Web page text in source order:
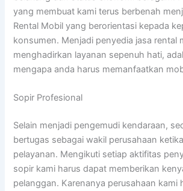
yang membuat kami terus berbenah
Rental Mobil yang berorientasi kepada
konsumen. Menjadi penyedia jasa rental
menghadirkan layanan sepenuh hati,
mengapa anda harus memanfaatkan
Sopir Profesional
Selain menjadi pengemudi kendaraan,
bertugas sebagai wakil perusahaan
pelayanan. Mengikuti setiap aktifitas
sopir kami harus dapat memberikan
pelanggan. Karenanya perusahaan kami